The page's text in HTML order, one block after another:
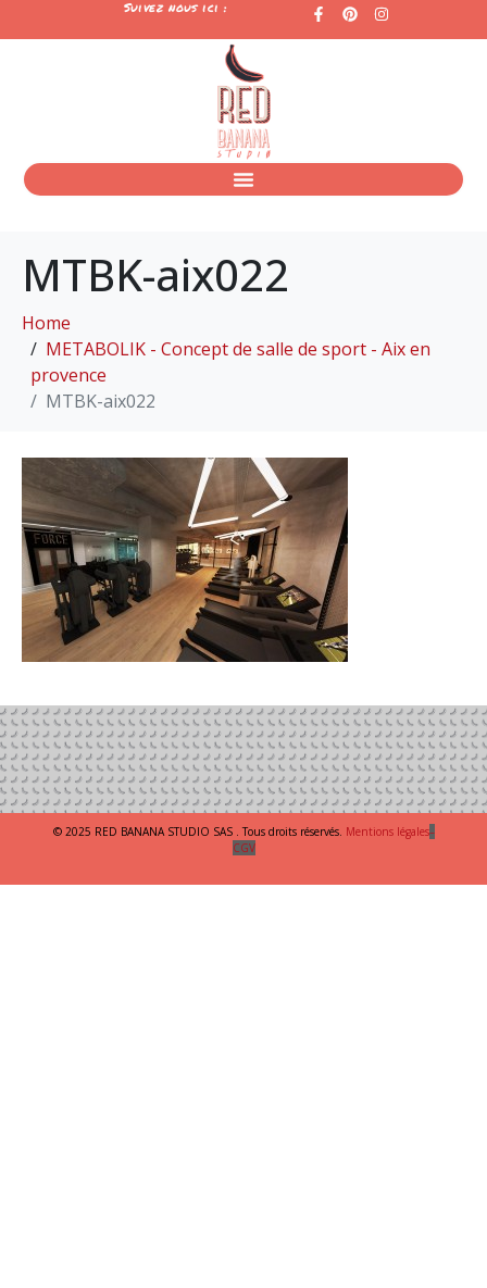
Suivez nous ici :
MTBK-aix022
Home
METABOLIK - Concept de salle de sport - Aix en
provence
MTBK-aix022
© 2025 RED BANANA STUDIO SAS . Tous droits réservés. Mentions légales–
CGV